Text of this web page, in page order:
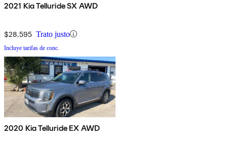
2021 Kia Telluride SX AWD
$28,595 Trato justo
Incluye tarifas de conc.
2020 Kia Telluride EX AWD